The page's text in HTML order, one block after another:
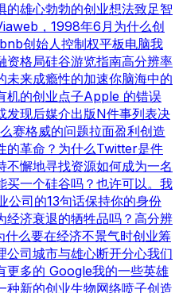
的雄心勃勃的创业想法致足智
，1998年6月为什么创
创始人控制权平板电脑我
资格局硅谷游览指南高分辨率
未来成瘾性的加速你脑海中的
机的创业点子Apple 的错误
发现后媒介出版N件事列表决
赛格威的问题拉面盈利创造
的革命？ 为什么Twitter是件
不懈地寻找资源如何成为一名
买一个硅谷吗？也许可以。 我
公司的13句话保持你的身份
经济衰退的牺牲品吗？ 高分辨
什么要在经济不景气时创业筹
公司城市与雄心断开分心我们
更多的 Google我的一些英雄
种新的创业生物网络喷子创造